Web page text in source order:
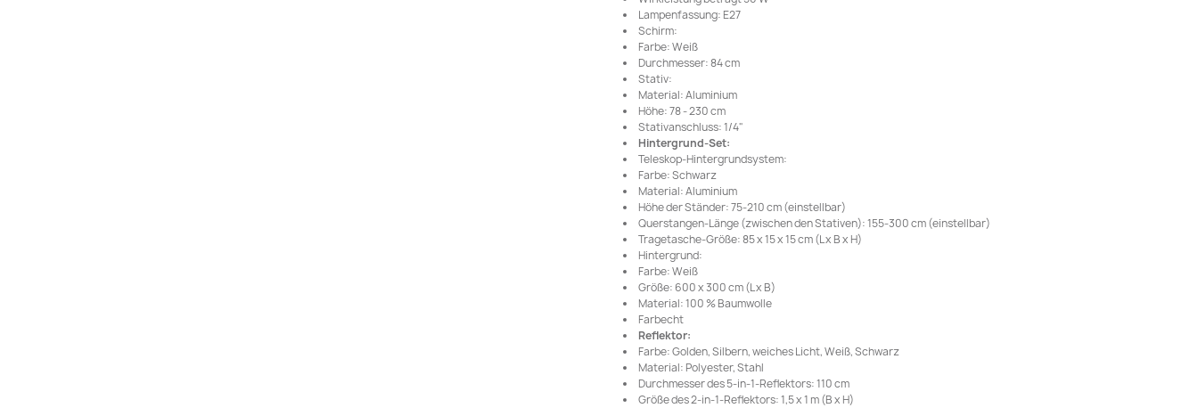
Lampenfassung: E27
Schirm:
Farbe: Weiß
Durchmesser: 84 cm
Stativ:
Material: Aluminium
Höhe: 78 - 230 cm
Stativanschluss: 1/4"
Hintergrund-Set:
Teleskop-Hintergrundsystem:
Farbe: Schwarz
Material: Aluminium
Höhe der Ständer: 75-210 cm (einstellbar)
Querstangen-Länge (zwischen den Stativen): 155-300 cm (einstellbar)
Tragetasche-Größe: 85 x 15 x 15 cm (L x B x H)
Hintergrund:
Farbe: Weiß
Größe: 600 x 300 cm (L x B)
Material: 100 % Baumwolle
Farbecht
Reflektor:
Farbe: Golden, Silbern, weiches Licht, Weiß, Schwarz
Material: Polyester, Stahl
Durchmesser des 5-in-1-Reflektors: 110 cm
Größe des 2-in-1-Reflektors: 1,5 x 1 m (B x H)